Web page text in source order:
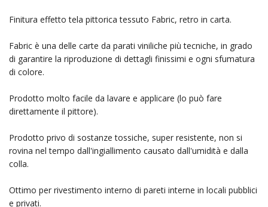
Finitura effetto tela pittorica tessuto Fabric, retro in carta.
Fabric è una delle carte da parati viniliche più tecniche, in grado
di garantire la riproduzione di dettagli finissimi e ogni sfumatura
di colore.
Prodotto molto facile da lavare e applicare (lo può fare
direttamente il pittore).
Prodotto privo di sostanze tossiche, super resistente, non si
rovina nel tempo dall'ingiallimento causato dall'umidità e dalla
colla.
Ottimo per rivestimento interno di pareti interne in locali pubblici
e privati.